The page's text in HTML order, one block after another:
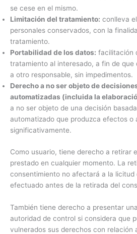
se cese en el mismo.
Limitación del tratamiento: conlleva
personales conservados, con la
tratamiento.
Portabilidad de los datos: facilitación
tratamiento al interesado, a fin de que
a otro responsable, sin impedimentos.
Derecho a no ser objeto de
automatizadas (incluida la
a no ser objeto de una decisión
automatizado que produzca efectos o
significativamente.
Como usuario, tiene derecho a retirar
prestado en cualquier momento. La
consentimiento no afectará a la licitud
efectuado antes de la retirada del
También tiene derecho a presentar
autoridad de control si considera que
vulnerados sus derechos con relación